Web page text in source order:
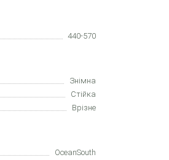
440-570
Знімна
Стійка
Врізне
OceanSouth